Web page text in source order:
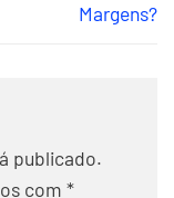
Margens?
publicado.
com *